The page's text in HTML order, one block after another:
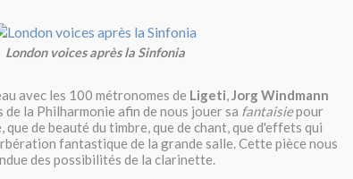
London voices après la Sinfonia
avec les 100 métronomes de Ligeti,Jorg Windmann
la Philharmonie afin de nous jouer sa fantaisiepour
de beauté du timbre, que de chant, que d'effets qui
fantastique de la grande salle. Cette pièce nous
des possibilités de la clarinette.